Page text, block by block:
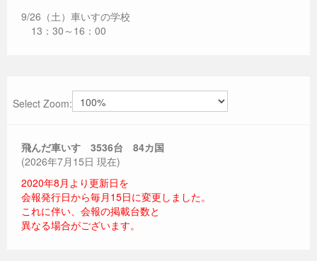
9/26（土）車いすの学校
13：30～16：00
Select Zoom:
飛んだ車いす 3536台 84カ国
(2026年7月15日 現在)
2020年8月より更新日を
会報発行日から毎月15日に変更しました。
これに伴い、会報の掲載台数と
異なる場合がございます。